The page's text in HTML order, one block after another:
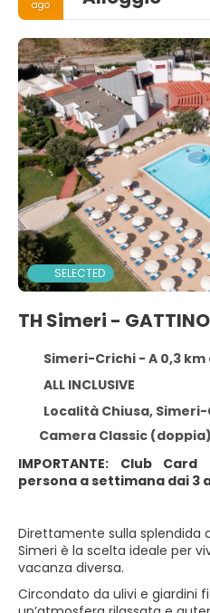
ago
SELECTED
TH Simeri -
Simeri-Crichi - A 0,3
ALL INCLUSIVE
Località Chiusa,
Camera Classic (doppia)
IMPORTANTE: Club
persona a settimana dai 3
Direttamente sulla splendida
Simeri è la scelta ideale per
vacanza diversa.
Circondato da ulivi e giardini